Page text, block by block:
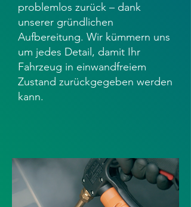
problemlos zurück – dank
unserer gründlichen
Aufbereitung.​​ Wir kümmern uns
um jedes Detail, damit Ihr
Fahrzeug in einwandfreiem
Zustand zurückgegeben werden
kann.